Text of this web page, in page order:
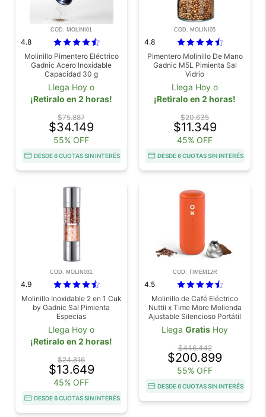
COD. MOLINI01
4.8
Molinillo Pimentero Eléctrico
Gadnic Acero Inoxidable
Capacidad 30 g
Llega Hoy o
¡Retiralo en 2 horas!
$75.887
$34.149
55% OFF
DESDE 6 CUOTAS SIN INTERÉS
COD. MOLINI05
4.8
Pimentero Molinillo De Mano
Gadnic M5L Pimienta Sal
Vidrio
Llega Hoy o
¡Retiralo en 2 horas!
$20.635
$11.349
45% OFF
DESDE 6 CUOTAS SIN INTERÉS
COD. MOLIN031
4.9
Molinillo Inoxidable 2 en 1 Cuk
by Gadnic Sal Pimienta
Especias
Llega Hoy o
¡Retiralo en 2 horas!
$24.816
$13.649
45% OFF
DESDE 6 CUOTAS SIN INTERÉS
COD. TIMEM12R
4.5
Molinillo de Café Eléctrico
Nuttii x Time More Molienda
Ajustable Silencioso Portátil
Naranja
Llega Gratis Hoy
$446.442
$200.899
55% OFF
DESDE 6 CUOTAS SIN INTERÉS